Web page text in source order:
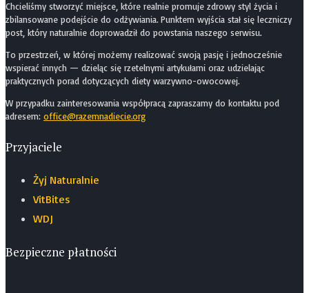
Chcieliśmy stworzyć miejsce, które realnie promuje zdrowy styl życia i
zbilansowane podejście do odżywiania. Punktem wyjścia stał się leczniczy
post, który naturalnie doprowadził do powstania naszego serwisu.
To przestrzeń, w której możemy realizować swoją pasję i jednocześnie
wspierać innych — dzieląc się rzetelnymi artykułami oraz udzielając
praktycznych porad dotyczących diety warzywno-owocowej.
W przypadku zainteresowania współpracą zapraszamy do kontaktu pod
adresem: office@razemnadiecie.org
Przyjaciele
Żyj Naturalnie
VitBites
WDJ
Bezpieczne płatności